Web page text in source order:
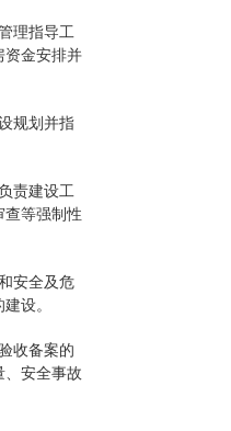
理指导工
资金安排并
规划并指
责建设工
查等强制性
安全及危
设。
收备案的
、安全事故